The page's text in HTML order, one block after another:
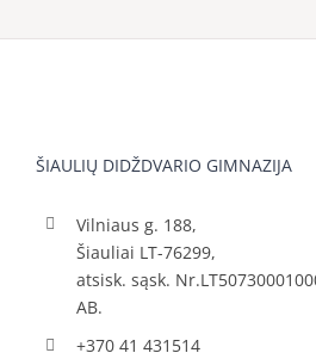
ŠIAULIŲ DIDŽDVARIO GIMNAZIJA
Vilniaus g. 188,
Šiauliai LT-76299,
atsisk. sąsk.
AB.
+370 41 431514